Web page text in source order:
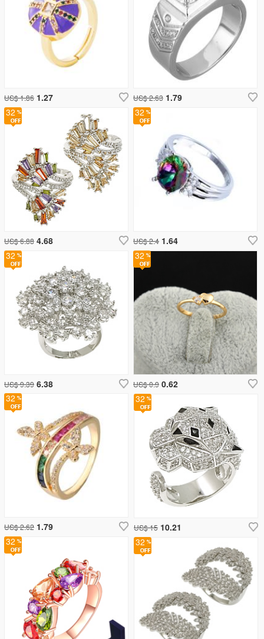
32
US$ 1.86 1.27
32
32
US$ 6.88 4.68
US$ 2.63 1.79
32
US$ 0.9 0.62
32
US$ 9.39 6.38
32
US$ 15 10.21
32
US$ 2.4 1.64
32
US$ 2.62 1.79